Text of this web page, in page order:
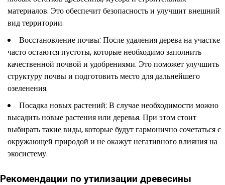
материалов. Это обеспечит безопасность и улучшит внешний
вид территории.
Восстановление почвы: После удаления дерева на участке
часто остаются пустоты, которые необходимо заполнить
качественной почвой и удобрениями. Это поможет улучшить
структуру почвы и подготовить место для дальнейшего
озеленения.
Посадка новых растений: В случае необходимости можно
высадить новые растения или деревья. При этом стоит
выбирать такие виды, которые будут гармонично сочетаться с
окружающей природой и не окажут негативного влияния на
экосистему.
Рекомендации по утилизации древесины